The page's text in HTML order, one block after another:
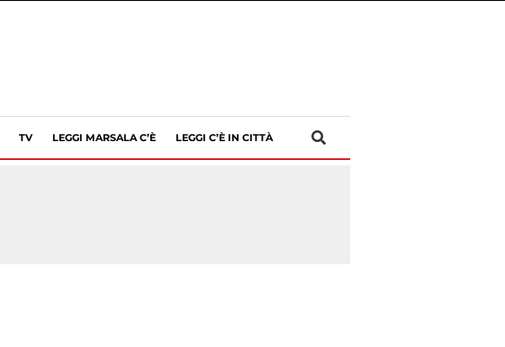
TV LEGGI MARSALA C’È LEGGI C’È IN CITTÀ